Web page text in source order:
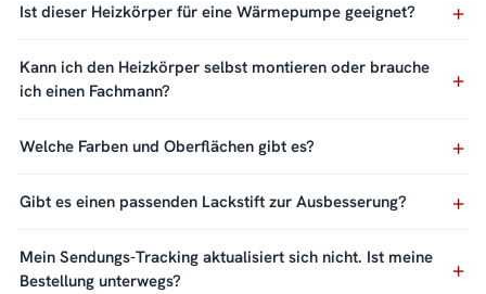
Ist dieser Heizkörper für eine Wärmepumpe geeignet?
Kann ich den Heizkörper selbst montieren oder brauche
ich einen Fachmann?
Welche Farben und Oberflächen gibt es?
Gibt es einen passenden Lackstift zur Ausbesserung?
Mein Sendungs-Tracking aktualisiert sich nicht. Ist meine
Bestellung unterwegs?